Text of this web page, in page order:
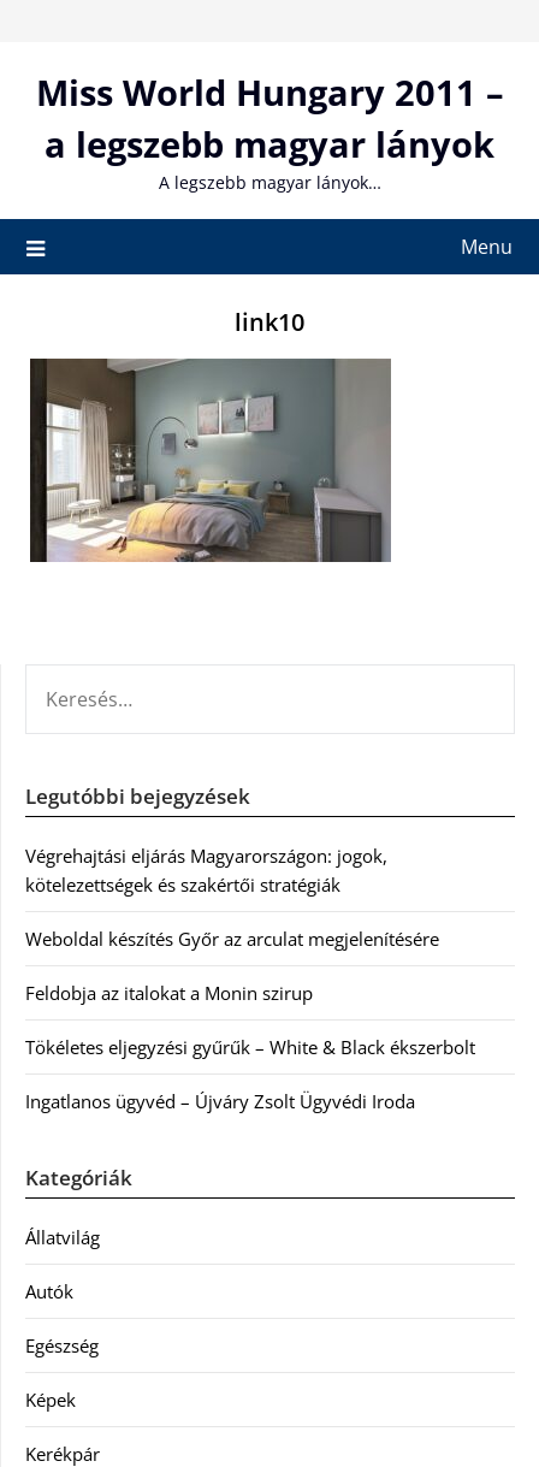
contentMiss World Hungary 2011 –
a legszebb magyar lányok
A legszebb magyar lányok…
Menu
link10
Legutóbbi bejegyzések
Végrehajtási eljárás Magyarországon: jogok,
kötelezettségek és szakértői stratégiák
Weboldal készítés Győr az arculat megjelenítésére
Feldobja az italokat a Monin szirup
Tökéletes eljegyzési gyűrűk – White & Black ékszerbolt
Ingatlanos ügyvéd – Újváry Zsolt Ügyvédi Iroda
Kategóriák
Állatvilág
Autók
Egészség
Képek
Kerékpár